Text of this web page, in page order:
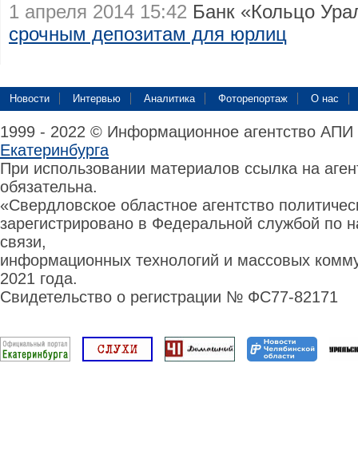
1 апреля 2014 15:42 Банк «Кольцо
срочным депозитам для юрлиц
Новости Интервью Аналитика Фоторепортаж О нас
1999 - 2022 © Информационное агентство
Екатеринбурга
При использовании материалов ссылка на
обязательна.
«Свердловское областное агентство
зарегистрировано в Федеральной службой по
связи,
информационных технологий и массовых
2021 года.
Свидетельство о регистрации № ФС77-82171